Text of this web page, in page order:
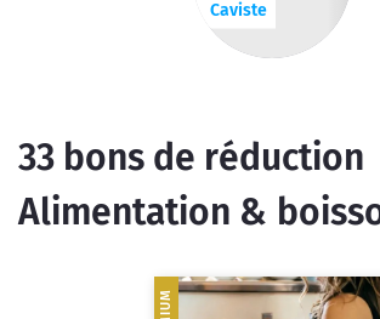
Caviste
33 bons de réduction
Alimentation &